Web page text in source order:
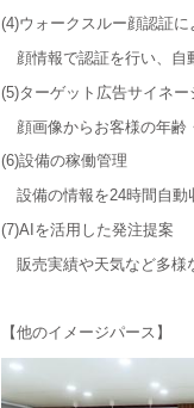
(4)ウォークスルー顔認証に
顔情報で認証を行い、自
(5)ターゲット広告サイネー
顔画像からお客様の年齢
(6)設備の稼働管理
設備の情報を24時間自動
(7)AIを活用した発注提案
販売実績や天気など多様
【他のイメージパース】